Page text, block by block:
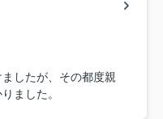
したが、その都度親
ました。